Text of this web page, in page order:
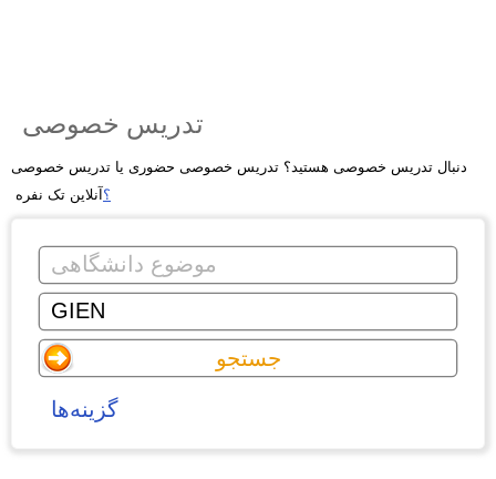
تدریس خصوصی
دنبال تدریس خصوصی هستید؟ تدریس خصوصی حضوری یا تدریس خصوصی
آنلاین تک نفره؟
گزینه‌ها